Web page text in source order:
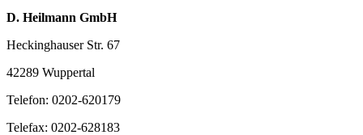
D. Heilmann GmbH
Heckinghauser Str. 67
42289 Wuppertal
Telefon: 0202-620179
Telefax: 0202-628183